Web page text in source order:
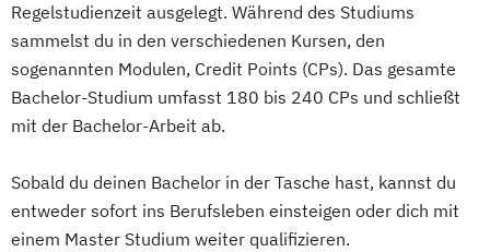
Regelstudienzeit ausgelegt. Während des Studiums
sammelst du in den verschiedenen Kursen, den
sogenannten Modulen, Credit Points (CPs). Das gesamte
Bachelor-Studium umfasst 180 bis 240 CPs und schließt
mit der Bachelor-Arbeit ab.
Sobald du deinen Bachelor in der Tasche hast, kannst du
entweder sofort ins Berufsleben einsteigen oder dich mit
einem Master Studium weiter qualifizieren.